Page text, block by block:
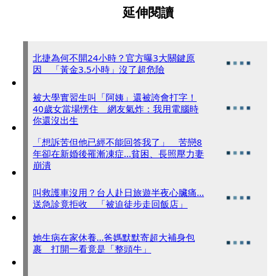
延伸閱讀
北捷為何不開24小時？官方曝3大關鍵原
因 「黃金3.5小時」沒了超危險
被大學實習生叫「阿姨」還被誇會打字！
40歲女當場愣住 網友氣炸：我用電腦時
你還沒出生
「想訴苦但他已經不能回答我了」 苦戀8
年卻在新婚後罹漸凍症...貧困、長照壓力妻
崩潰
叫救護車沒用？台人赴日旅遊半夜心臟痛...
送急診竟拒收 「被迫徒步走回飯店」
她生病在家休養...爸媽默默寄超大補身包
裹 打開一看竟是「整頭牛」